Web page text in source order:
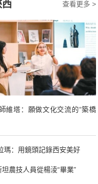
查看更多 >
維塔：願做文化交流的“築橋
瑪：用鏡頭記錄西安美好
農技人員從楊淩“畢業”